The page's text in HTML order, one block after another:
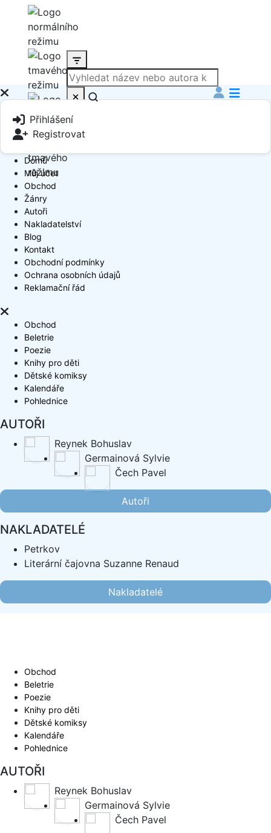
Produkt
Book Author
Přihlášení
Registrovat
Domů
Můj účet
Obchod
Žánry
Autoři
Nakladatelství
Blog
Kontakt
Obchodní podmínky
Ochrana osobních údajů
Reklamační řád
Obchod
Beletrie
Poezie
Knihy pro děti
Dětské komiksy
Kalendáře
Pohlednice
AUTOŘI
Reynek Bohuslav
Germainová Sylvie
Čech Pavel
Autoři
NAKLADATELÉ
Petrkov
Literární čajovna Suzanne Renaud
Nakladatelé
Obchod
Beletrie
Poezie
Knihy pro děti
Dětské komiksy
Kalendáře
Pohlednice
AUTOŘI
Reynek Bohuslav
Germainová Sylvie
Čech Pavel